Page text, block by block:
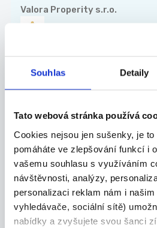
Souhlas Detaily
Tato webová stránka používá
Cookies nejsou jen sušenky, je
pomáháte ve zlepšování funkcí i
vašemu souhlasu s využíváním
návštěvnosti, analýzy,
personalizaci reklam nám i našim
vyhledávače, sociální sítě)
nabídky a zvyšujete svou šanci
Valora Properity s.r.o.
kolejových staveb
Co u nás budete dělat? -
Celá ČR
Chládek & Tintěra, a.s.